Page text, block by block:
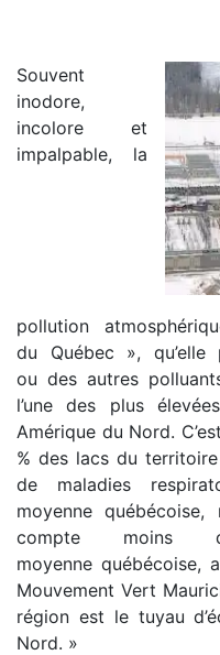
La Mauricie, tuyau
Souvent
inodore,
incolore et
impalpable, la
pollution
du Québec », qu’elle
ou des autres
l’une des plus
Amérique du Nord.
% des lacs du
de maladies
moyenne
compte
moyenne québécoise,
Mouvement Vert
région est le tuyau
Nord. »